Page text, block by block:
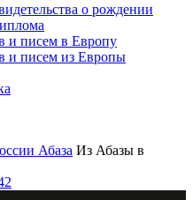
о рождении
и писем в Европу
и писем из Европы
Абаза Из Абазы в